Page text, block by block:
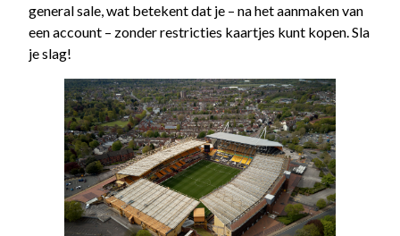
general sale, wat betekent dat je – na het aanmaken van
een account – zonder restricties kaartjes kunt kopen. Sla
je slag!